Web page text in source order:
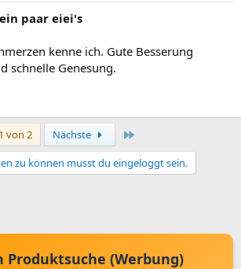
paar eiei's
kenne ich. Gute Besserung
schnelle Genesung.
1 von 2 Nächste
zu können musst du eingeloggt sein.
Produktsuche (Werbung)